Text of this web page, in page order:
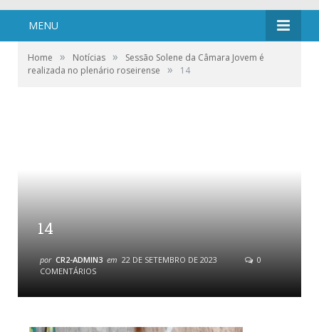
MENU
Home » Notícias »
Sessão Solene da Câmara Jovem é
realizada no plenário roseirense
» 14
14
por CR2-ADMIN3 em 22 DE SETEMBRO DE 2023
0
COMENTÁRIOS